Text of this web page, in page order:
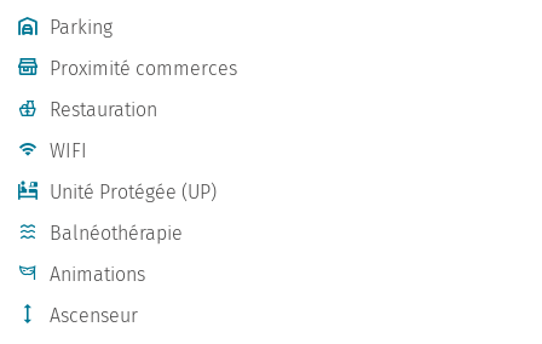
Parking
Proximité commerces
Restauration
WIFI
Unité Protégée (UP)
Balnéothérapie
Animations
Ascenseur